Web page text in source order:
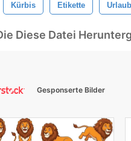
Kürbis Etikette Urlaub
Diese Datei
Gesponserte Bilder